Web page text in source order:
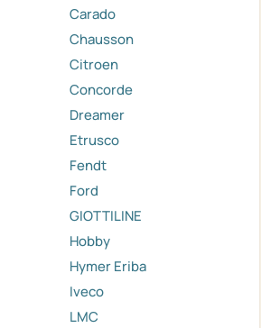
Carado
Chausson
Citroen
Concorde
Dreamer
Etrusco
Fendt
Ford
GIOTTILINE
Hobby
Hymer Eriba
Iveco
LMC